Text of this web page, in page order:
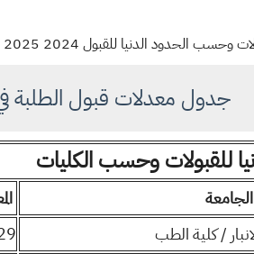
نشرته وزارة التعليم العالي العراقية للقبول في الجامعات والكليات
جدول معدلات قبول الطلبة في
للقبولات وحسب الكليات
الجامعة
/ كلية الطب